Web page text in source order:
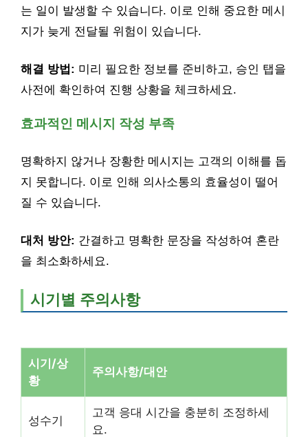
는 일이 발생할 수 있습니다. 이로 인해 중요한 메시
지가 늦게 전달될 위험이 있습니다.
해결 방법: 미리 필요한 정보를 준비하고, 승인 탭을
사전에 확인하여 진행 상황을 체크하세요.
효과적인 메시지 작성 부족
명확하지 않거나 장황한 메시지는 고객의 이해를 돕
지 못합니다. 이로 인해 의사소통의 효율성이 떨어
질 수 있습니다.
대처 방안: 간결하고 명확한 문장을 작성하여 혼란
을 최소화하세요.
시기별 주의사항
시기/상
황
주의사항/대안
성수기
고객 응대 시간을 충분히 조정하세
요.